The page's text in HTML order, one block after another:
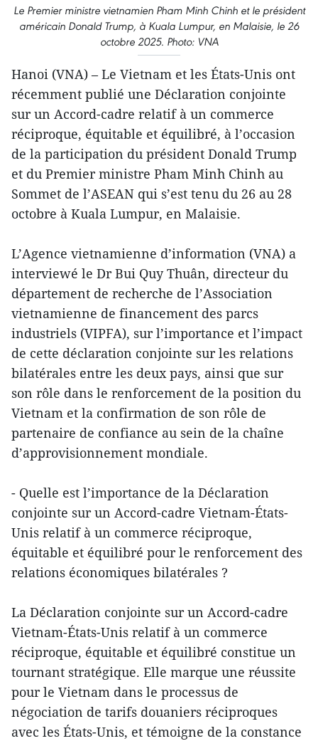
Le Premier ministre vietnamien Pham Minh Chinh et le président
américain Donald Trump, à Kuala Lumpur, en Malaisie, le 26
octobre 2025. Photo: VNA
Hanoi (VNA) – Le Vietnam et les États-Unis ont
récemment publié une Déclaration conjointe
sur un Accord-cadre relatif à un commerce
réciproque, équitable et équilibré, à l’occasion
de la participation du président Donald Trump
et du Premier ministre Pham Minh Chinh au
Sommet de l’ASEAN qui s’est tenu du 26 au 28
octobre à Kuala Lumpur, en Malaisie.
L’Agence vietnamienne d’information (VNA) a
interviewé le Dr Bui Quy Thuân, directeur du
département de recherche de l’Association
vietnamienne de financement des parcs
industriels (VIPFA), sur l’importance et l’impact
de cette déclaration conjointe sur les relations
bilatérales entre les deux pays, ainsi que sur
son rôle dans le renforcement de la position du
Vietnam et la confirmation de son rôle de
partenaire de confiance au sein de la chaîne
d’approvisionnement mondiale.
- Quelle est l’importance de la Déclaration
conjointe sur un Accord-cadre Vietnam-États-
Unis relatif à un commerce réciproque,
équitable et équilibré pour le renforcement des
relations économiques bilatérales ?
La Déclaration conjointe sur un Accord-cadre
Vietnam-États-Unis relatif à un commerce
réciproque, équitable et équilibré constitue un
tournant stratégique. Elle marque une réussite
pour le Vietnam dans le processus de
négociation de tarifs douaniers réciproques
avec les États-Unis, et témoigne de la constance